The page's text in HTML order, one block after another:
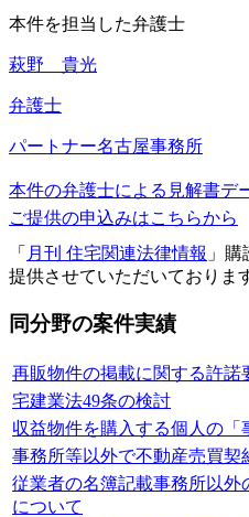
本件を担当した弁護士
萩野 貴光
弁護士
パートナー名古屋事務所
本件の弁護士による見解書デ
ご提供の申込みはこちらから
「 月刊 住宅関連法律情報 」
提供させていただいておりま
同分野の案件実績
再販物件の掲載に関する許諾
宅建業法49条の検討
収益物件を購入する個人の「
事務所等以外で不動産売買契
従業者の名簿記載事務所以
について